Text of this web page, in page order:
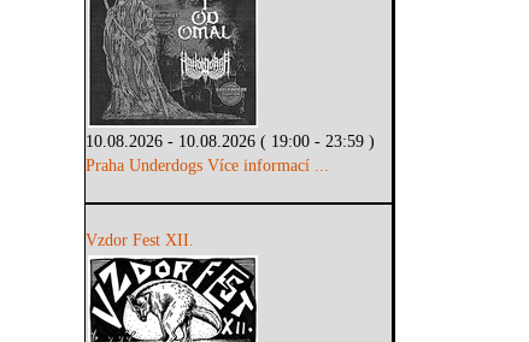
10.08.2026 - 10.08.2026 ( 19:00 - 23:59 )
Praha Underdogs Více informací ...
Vzdor Fest XII.